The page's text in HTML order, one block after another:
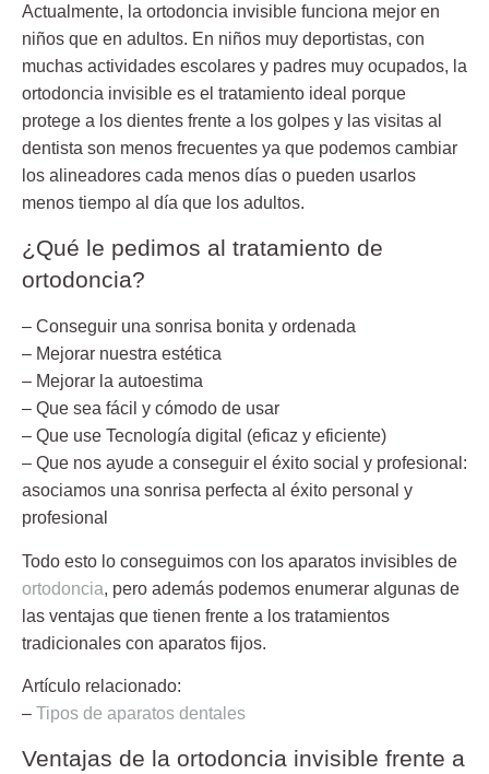
Actualmente, la ortodoncia invisible funciona mejor en
niños que en adultos. En niños muy deportistas, con
muchas actividades escolares y padres muy ocupados, la
ortodoncia invisible es el tratamiento ideal porque
protege a los dientes frente a los golpes y las visitas al
dentista son menos frecuentes ya que podemos cambiar
los alineadores cada menos días o pueden usarlos
menos tiempo al día que los adultos.
¿Qué le pedimos al tratamiento de
ortodoncia?
– Conseguir una sonrisa bonita y ordenada
– Mejorar nuestra estética
– Mejorar la autoestima
– Que sea fácil y cómodo de usar
– Que use Tecnología digital (eficaz y eficiente)
– Que nos ayude a conseguir el éxito social y profesional:
asociamos una sonrisa perfecta al éxito personal y
profesional
Todo esto lo conseguimos con los aparatos invisibles de
ortodoncia, pero además podemos enumerar algunas de
las ventajas que tienen frente a los tratamientos
tradicionales con aparatos fijos.
Artículo relacionado:
– Tipos de aparatos dentales
Ventajas de la ortodoncia invisible frente a